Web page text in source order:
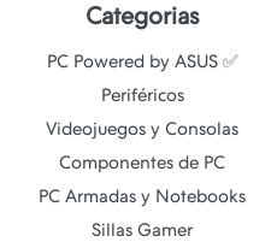
Categorias
PC Powered by ASUS ✅
Periféricos
Videojuegos y Consolas
Componentes de PC
PC Armadas y Notebooks
Sillas Gamer